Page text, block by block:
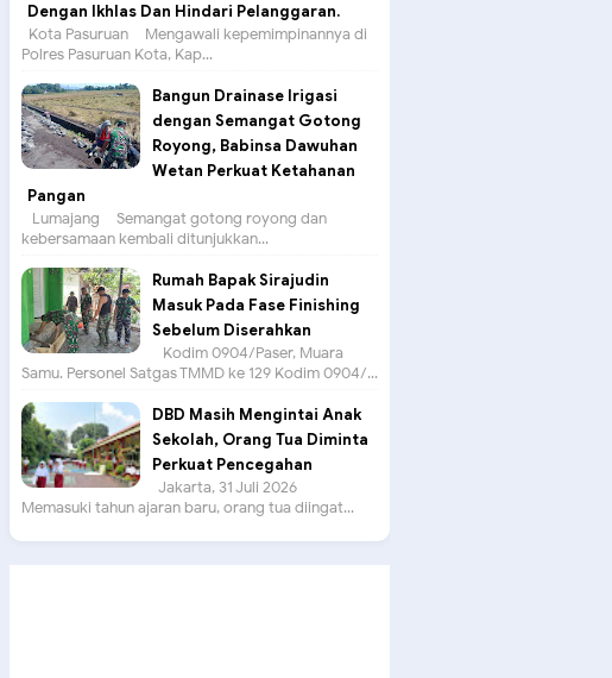
Dengan Ikhlas Dan Hindari Pelanggaran.
Kota Pasuruan – Mengawali kepemimpinannya di
Polres Pasuruan Kota, Kap...
Bangun Drainase Irigasi
dengan Semangat Gotong
Royong, Babinsa Dawuhan
Wetan Perkuat Ketahanan
Pangan
Lumajang – Semangat gotong royong dan
kebersamaan kembali ditunjukkan...
Rumah Bapak Sirajudin
Masuk Pada Fase Finishing
Sebelum Diserahkan
Kodim 0904/Paser, Muara
Samu. Personel Satgas TMMD ke 129 Kodim 0904/...
DBD Masih Mengintai Anak
Sekolah, Orang Tua Diminta
Perkuat Pencegahan
Jakarta, 31 Juli 2026 –
Memasuki tahun ajaran baru, orang tua diingat...